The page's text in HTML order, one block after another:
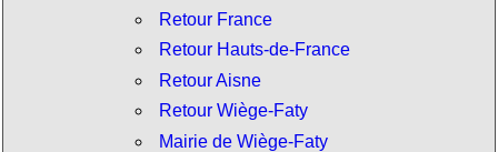
Retour France
Retour Hauts-de-France
Retour Aisne
Retour Wiège-Faty
Mairie de Wiège-Faty